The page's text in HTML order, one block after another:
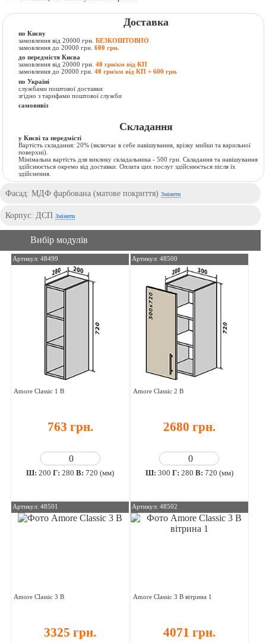
Доставка
по Києву
замовлення від 20000 грн.БЕЗКОШТОВНО
замовлення до 20000 грн.600 грн.
до передмістя Києва
замовлення від 20000 грн.40 грн/км від КП
замовлення до 20000 грн.40 грн/км від КП + 600 грн.
по Україні
службами поштової доставки
згідно з тарифами поштової служби
самовивіз
Складання
у Києві та передмісті
Вартість складання:20% (включає в себе навішування, врізку мийки та варильної
поверхні).
Мінімальна вартість для виклику складальника - 500 грн. Складання та навішування
здійснюється окремо від доставки. Оплата цих послуг здійснюється після їх
здійснення.
Фасад: МДФ фарбована (матове покриття)Змінити
Корпус: ДСПЗмінити
Вибір модулів
Артикул: 48499
Amore Classic 1 В
763 грн.
Ш:200 Г:280 В:720 (мм)
Артикул: 48500
Amore Classic 2 В
2680 грн.
Ш: 300 Г: 280 В: 720 (мм)
Артикул: 48501
Amore Classic 3 В
3325 грн.
Артикул: 48502
Amore Classic 3 В вітрина 1
4071 грн.